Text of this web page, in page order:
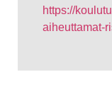
https://
aiheuttamat-